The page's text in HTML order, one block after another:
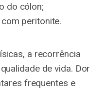
do cólon;
peritonite.
a recorrência
de vida. Dor
frequentes e